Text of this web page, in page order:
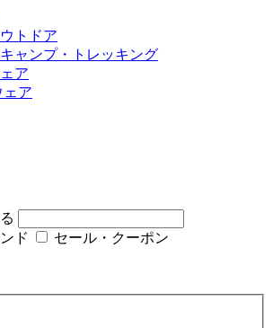
トドア
ャンプ・トレッキング
ア
ェア
ド
セール・クーポン